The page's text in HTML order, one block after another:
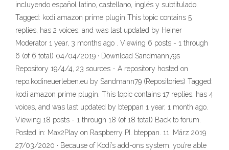
incluyendo español latino, castellano, inglés y subtitulado.
Tagged: kodi amazon prime plugin This topic contains 5
replies, has 2 voices, and was last updated by Heiner
Moderator 1 year, 3 months ago . Viewing 6 posts - 1 through
6 (of 6 total) 04/04/2019 · Download Sandmann79s
Repository 19/4/4, 23 sources - A repository hosted on
repo.kodineuerleben.eu by Sandmann79 (Repositories) Tagged:
kodi amazon prime plugin. This topic contains 17 replies, has 4
voices, and was last updated by bteppan 1 year, 1 month ago.
Viewing 18 posts - 1 through 18 (of 18 total) Back to forum.
Posted in: Max2Play on Raspberry PI. bteppan. 11. März 2019
27/03/2020 · Because of Kodi’s add-ons system, you’re able